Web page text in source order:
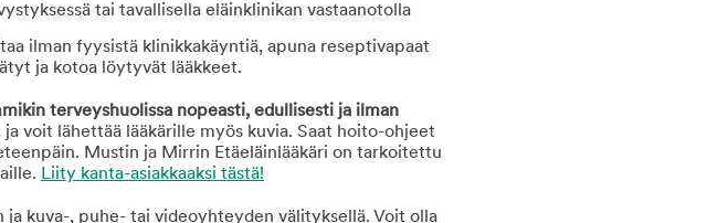
tai tavallisella eläinklinikan vastaanotolla
ilman fyysistä klinikkakäyntiä, apuna reseptivapaat
ja kotoa löytyvät lääkkeet.
terveyshuolissa nopeasti, edullisesti ja ilman
ja voit lähettää lääkärille myös kuvia. Saat hoito-ohjeet
Mustin ja Mirrin Etäeläinlääkäri on tarkoitettu
Liity kanta-asiakkaaksi tästä!
kuva-, puhe- tai videoyhteyden välityksellä. Voit olla